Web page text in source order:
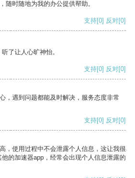
随时随地为我的办公提供帮助。
支持[0] 反对[0]
了让人心旷神怡。
支持[0] 反对[0]
，遇到问题都能及时解决，服务态度非常
支持[0] 反对[0]
，使用过程中不会泄露个人信息，这让我很
的加速器app，经常会出现个人信息泄露的